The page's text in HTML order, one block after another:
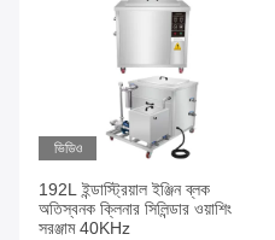
ভিডিও
192L ইন্ডাস্ট্রিয়াল ইঞ্জিন ব্লক
অতিস্বনক ক্লিনার সিলিন্ডার ওয়াশিং
সরঞ্জাম 40KHz